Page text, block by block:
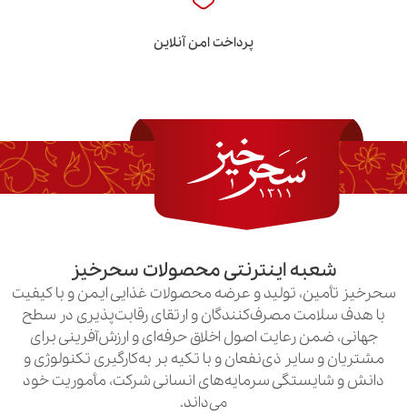
پرداخت امن آنلاین
اینترنتی محصولات سحرخیز
تولید و عرضه محصولات غذایی ایمن و با کیفیت
مصرف‌کنندگان و ارتقای رقابت‌پذیری در سطح
رعایت اصول اخلاق حرفه‌ای و ارزش‌آفرینی برای
ذی‌نفعان و با تکیه بر به‌کارگیری تکنولوژی و
سرمایه‌های انسانی شرکت، مأموریت خود